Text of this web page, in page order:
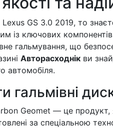
GS 3.0 2019, то
із ключових
гальмування, що
Авторасходнік ви
автомобіля.
гальмівні
Geomet — це продукт,
за спеціальною